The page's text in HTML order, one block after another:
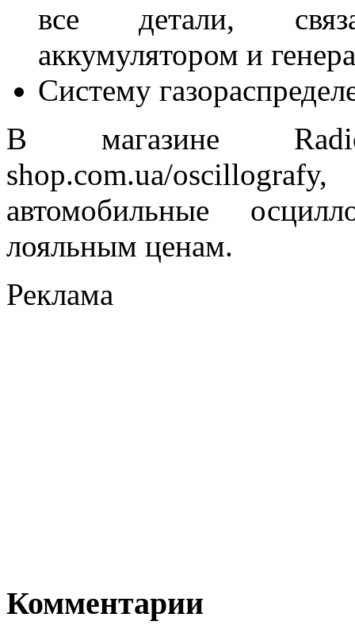
все детали,
аккумулятором и
Систему
В магазине
shop.com.ua/
автомобильные
лояльным ценам.
Реклама
Комментарии